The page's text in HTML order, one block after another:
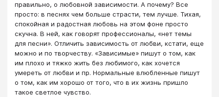
правильно, о любовной зависимости. А почему? Все
просто: в песнях чем больше страсти, тем лучше. Тихая,
спокойная и радостная любовь на этом фоне просто
скучна. В ней, как говорят профессионалы, «нет темы
для песни». Отличить зависимость от любви, кстати, еще
можно и по творчеству. «Зависимые» пишут о том, как
им плохо и тяжко жить без любимого, как хочется
умереть от любви и пр. Нормальные влюбленные пишут
о том, как им хорошо от того, что в их жизнь пришло
такое светлое чувство.